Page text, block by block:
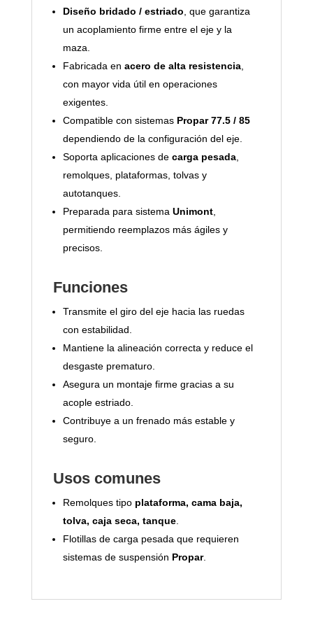
Diseño bridado / estriado, que garantiza
un acoplamiento firme entre el eje y la
maza.
Fabricada en acero de alta resistencia,
con mayor vida útil en operaciones
exigentes.
Compatible con sistemas Propar 77.5 / 85
dependiendo de la configuración del eje.
Soporta aplicaciones de carga pesada,
remolques, plataformas, tolvas y
autotanques.
Preparada para sistema Unimont,
permitiendo reemplazos más ágiles y
precisos.
Funciones
Transmite el giro del eje hacia las ruedas
con estabilidad.
Mantiene la alineación correcta y reduce el
desgaste prematuro.
Asegura un montaje firme gracias a su
acople estriado.
Contribuye a un frenado más estable y
seguro.
Usos comunes
Remolques tipo plataforma, cama baja,
tolva, caja seca, tanque.
Flotillas de carga pesada que requieren
sistemas de suspensión Propar.